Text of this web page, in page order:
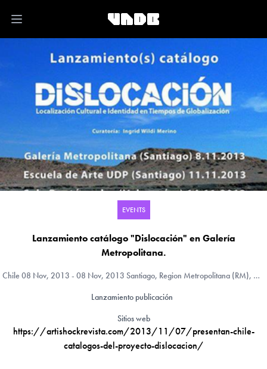
Open main menu
EVENTS
Lanzamiento catálogo "Dislocación" en Galería
Metropolitana.
Chile 08 Nov, 2013 - 08 Nov, 2013 Santiago, Region Metropolitana (RM), Chile
Lanzamiento publicación
Sitios web
https://artishockrevista.com/2013/11/07/presentan-chile-
catalogos-del-proyecto-dislocacion/